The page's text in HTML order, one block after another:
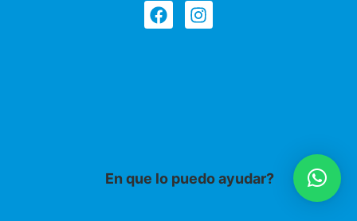
En que lo puedo ayudar?